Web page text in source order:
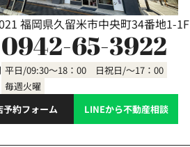
福岡県久留米市中央町34番地1-1F
0942-65-3922
平日/09:30～18：00 日祝日/～17：00
毎週火曜
予約フォーム
LINEから不動産相談